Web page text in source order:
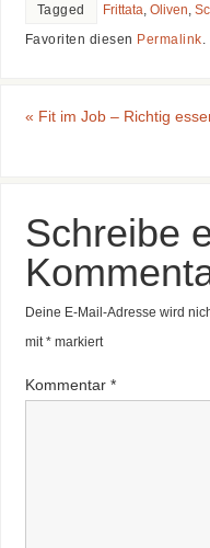
Tagged Frittata, Oliven,
Favoriten diesen Permalink.
« Fit im Job – Richtig
Schreibe
Deine E-Mail-Adresse wird
mit*markiert
Kommentar *